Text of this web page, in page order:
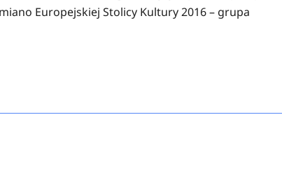
Europejskiej Stolicy Kultury 2016 – grupa